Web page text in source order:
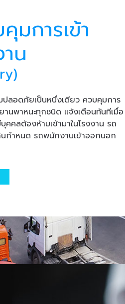
มการเข้า
น
ปลอดภัยเป็นหนึ่งเดียว ควบคุมการ
านพาหนะทุกชนิด แจ้งเตือนทันทีเมื่อ
คลต้องห้ามเข้ามาในโรงงาน รถ
กำหนด รถพนักงานเข้าออกนอก